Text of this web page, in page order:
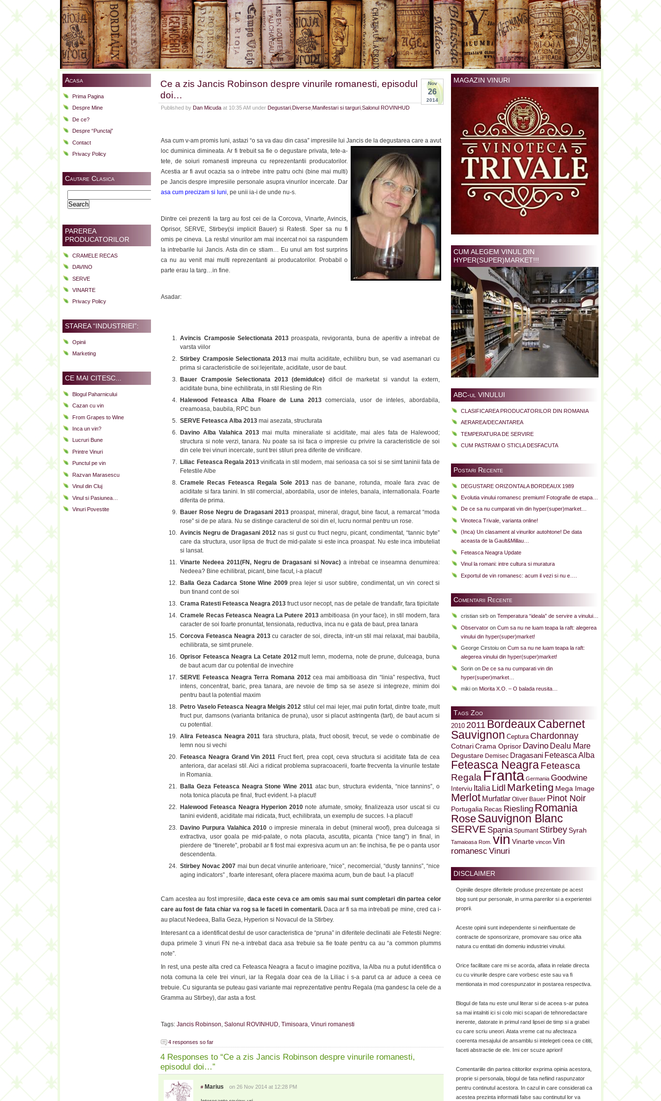
Acasa
Prima Pagina
Despre Mine
De ce?
Despre “Punctaj”
Contact
Privacy Policy
Cautare Clasica
for:
PAREREA
PRODUCATORILOR
CRAMELE RECAS
DAVINO
SERVE
VINARTE
Privacy Policy
STAREA “INDUSTRIEI”:
Opinii
Marketing
CE MAI CITESC...
Blogul Paharnicului
Cazan cu vin
From Grapes to Wine
Inca un vin?
Lucruri Bune
Printre Vinuri
Punctul pe vin
Razvan Marasescu
Vinul din Cluj
Vinul si Pasiunea…
Vinuri Povestite
Nov
26
2014
Ce a zis Jancis Robinson despre vinurile romanesti, episodul
doi…
Published by Dan Micuda at 10:35 AM under Degustari Diverse Manifestari si targuri Salonul ROVINHUD
Asa cum v-am promis luni, astazi “o sa va dau din casa” impresiile lui Jancis de la degustarea care a avut
loc duminica dimineata. Ar fi trebuit sa fie o degustareprivata, tete-a-
tete, de soiuri romanesti impreuna cu reprezentantii producatorilor.
Acestia ar fi avut ocazia sa o intrebe intre patru ochi (bine mai multi)
pe Jancis despre impresiile personale asupra vinurilor incercate. Dar
asa cum precizam si luni, pe unii ia-i de unde nu-s.
Dintre cei prezenti la targ au fost cei de la Corcova, Vinarte, Avincis,
Oprisor, SERVE, Stirbey(si implicit Bauer) si Ratesti. Sper sa nu fi
omis pe cineva. La restul vinurilor am mai incercat noi sa raspundem
la intrebarile lui Jancis. Asta din ce stiam… Eu unul am fost surprins
ca nu au venit mai multi reprezentanti ai producatorilor. Probabil o
parte erau la targ…in fine.
Asadar:
Avincis Cramposie Selectionata 2013 proaspata, revigoranta, buna de aperitiv a intrebat de
varsta viilor
Stirbey Cramposie Selectionata 2013mai multa aciditate, echilibru bun, se vad asemanari cu
prima si caracteristicile de soi:lejeritate, aciditate, usor de baut.
Bauer Cramposie Selectionata 2013 (demidulce) dificil de marketat si vandut la extern,
aciditate buna, bine echilibrata, in stil Riesling de Rin
Halewood Feteasca Alba Floare de Luna 2013comerciala, usor de inteles, abordabila,
creamoasa, baubila, RPC bun
SERVE Feteasca Alba 2013mai asezata, structurata
Davino Alba Valahica 2013mai multa mineraliate si aciditate, mai ales fata de Halewood;
structura si note verzi, tanara. Nu poate sa isi faca o impresie cu privire la caracteristicle de soi
din cele trei vinuri incercate, sunt trei stiluri prea diferite de vinificare.
Liliac Feteasca Regala 2013 vinificata in stil modern, mai serioasa ca soi si se simt taninii fata de
Fetestile Albe
Cramele Recas Feteasca Regala Sole 2013nas de banane, rotunda, moale fara zvac de
aciditate si fara tanini. In stil comercial, abordabila, usor de inteles, banala, internationala. Foarte
diferita de prima.
Bauer Rose Negru de Dragasani 2013 proaspat, mineral, dragut, bine facut, a remarcat “moda
rose” si de pe afara. Nu se distinge caracterul de soi din el, lucru normal pentru un rose.
Avincis Negru de Dragasani 2012nas si gust cu fruct negru, picant, condimentat, “tannic byte”
care da structura, usor lipsa de fruct de mid-palate si este inca proaspat. Nu este inca imbuteliat
si lansat.
Vinarte Nedeea 2011(FN, Negru de Dragasani si Novac)a intrebat ce inseamna denumirea:
Nedeea? Bine echilibrat, picant, bine facut, i-a placut!
Balla Geza Cadarca Stone Wine 2009prea lejer si usor subtire, condimentat, un vin corect si
bun tinand cont de soi
Crama Ratesti Feteasca Neagra 2013fruct usor necopt, nas de petale de trandafir, fara tipicitate
Cramele Recas Feteasca Neagra La Putere 2013ambitioasa (in your face), in stil modern, fara
caracter de soi foarte pronuntat, tensionata, reductiva, inca nu e gata de baut, prea tanara
Corcova Feteasca Neagra 2013cu caracter de soi, directa, intr-un stil mai relaxat, mai baubila,
echilibrata, se simt prunele.
Oprisor Feteasca Neagra La Cetate 2012mult lemn, moderna, note de prune, dulceaga, buna
de baut acum dar cu potential de invechire
SERVE Feteasca Neagra Terra Romana 2012cea mai ambitioasa din “linia” respectiva, fruct
intens, concentrat, baric, prea tanara, are nevoie de timp sa se aseze si integreze, minim doi
pentru baut la potential maxim
Petro Vaselo Feteasca Neagra Melgis 2012 stilul cel mai lejer, mai putin fortat, dintre toate, mult
fruct pur, damsons (varianta britanica de pruna), usor si placut astringenta (tart), de baut acum si
cu potential.
Alira Feteasca Neagra 2011 fara structura, plata, fruct obosit, trecut, se vede o combinatie de
lemn nou si vechi
Feteasca Neagra Grand Vin 2011 Fruct fiert, prea copt, ceva structura si aciditate fata de cea
anteriora, dar acelasi stil. Aici a ridicat problema supracoacerii, foarte frecventa la vinurile testate
in Romania.
Balla Geza Feteasca Neagra Stone Wine 2011 atac bun, structura evidenta, “nice tannins”, o
nota tonica placuta pe final, fruct evident. I-a placut!
Halewood Feteasca Neagra Hyperion 2010note afumate, smoky, finalizeaza usor uscat si cu
tanini evidenti, aciditate mai ridicata, fruct, echilibrata, un exemplu de succes. I-a placut!
Davino Purpura Valahica 2010 o impresie minerala in debut (mineral woof), prea dulceaga si
extractiva, usor goala pe mid-palate, o nota placuta, ascutita, picanta (“nice tang”) in final, in
pierdere de “tinerete”, probabil ar fi fost mai expresiva acum un an: fie inchisa, fie pe o panta usor
descendenta.
Stirbey Novac 2007 mai bun decat vinurile anterioare, “nice”, necomercial, “dusty tannins”, “nice
aging indicators” , foarte interesant, ofera placere maxima acum, bun de baut. I-a placut!
Cam acestea au fost impresiile, daca este ceva ce am omis sau mai sunt completari din partea celor
care au fost de fata chiar va rog sa le faceti in comentarii.Daca ar fi sa ma intrebati pe mine, cred ca i-
au placut Nedeea, Balla Geza, Hyperion si Novacul de la Stirbey.
Interesant ca a identificat destul de usor caracteristica de “pruna” in diferitele declinatii ale Fetestii Negre:
dupa primele 3 vinuri FN ne-a intrebat daca asa trebuie sa fie toate pentru ca au “a common plumms
note”.
In rest, una peste alta cred ca Feteasca Neagra a facut o imagine pozitiva, la Alba nu a putut identifica o
nota comuna la cele trei vinuri, iar la Regala doar cea de la Liliac i s-a parut ca ar aduce a ceea ce
trebuie. Cu siguranta se puteau gasi variante mai reprezentative pentru Regala (ma gandesc la cele de a
Gramma au Stirbey), dar asta a fost.
Tags: Jancis Robinson, Salonul ROVINHUD, Timisoara, Vinuri romanesti
4 responses so far
4 Responses to “Ce a zis Jancis Robinson despre vinurile romanesti,
episodul doi…”
# Marius on 26 Nov 2014 at 12:28 PM
MAGAZIN VINURI
CUM ALEGEM VINUL DIN
HYPER(SUPER)MARKET!!!
ABC-ul VINULUI
CLASIFICAREA PRODUCATORILOR DIN ROMANIA
AERAREA/DECANTAREA
TEMPERATURA DE SERVIRE
CUM PASTRAM O STICLA DESFACUTA
Postari Recente
DEGUSTARE ORIZONTALA BORDEAUX 1989
Evolutia vinului romanesc premium! Fotografie de etapa…
De ce sa nu cumparati vin din hyper(super)market…
Vinoteca Trivale, varianta online!
(Inca) Un clasament al vinurilor autohtone! De data
aceasta de la Gault&Millau…
Feteasca Neagra Update
Vinul la romani: intre cultura si muratura
Exportul de vin romanesc: acum il vezi si nu e….
Comentarii Recente
cristian sirb on Temperatura “ideala” de servire a vinului…
Observator on Cum sa nu ne luam teapa la raft: alegerea
vinului din hyper(super)market!
George Cirstoiu on Cum sa nu ne luam teapa la raft:
alegerea vinului din hyper(super)market!
Sorin on De ce sa nu cumparati vin din
hyper(super)market…
miki on Miorita X.O. – O balada reusita…
Tags Zoo
2010 2011 BordeauxCabernet
Sauvignon Ceptura Chardonnay
Cotnari Crama Oprisor Davino Dealu Mare
Degustare Demisec Dragasani Feteasca Alba
Feteasca NeagraFeteasca
Regala Franta Germania Goodwine
Interviu Italia Lidl Marketing Mega Image
Merlot Murfatlar Oliver Bauer Pinot Noir
Portugalia Recas Riesling Romania
RoseSauvignon Blanc
SERVE Spania Spumant Stirbey Syrah
Tamaioasa Rom. vin Vinarte vincon Vin
romanesc Vinuri
DISCLAIMER
Opiniile despre diferitele produse prezentate pe acest
blog sunt pur personale, in urma parerilor si a experientei
proprii.
Aceste opinii sunt independente si neinfluentate de
contracte de sponsorizare, promovare sau orice alta
natura cu entitati din domeniu industriei vinului.
Orice facilitate care mi se acorda, aflata in relatie directa
cu cu vinurile despre care vorbesc este sau va fi
mentionata in mod corespunzator in postarea respectiva.
Blogul de fata nu este unul literar si de aceea s-ar putea
sa mai intalniti ici si colo mici scapari de tehnoredactare
inerente, datorate in primul rand lipsei de timp si a grabei
cu care scriu uneori. Atata vreme cat nu afecteaza
coerenta mesajului de ansamblu si intelegeti ceea ce cititi,
faceti abstractie de ele. Imi cer scuze apriori!
Comentariile din partea cititorilor exprima opinia acestora,
proprie si personala, blogul de fata nefiind raspunzator
pentru continutul acestora. In cazul in care considerati ca
acestea prezinta informatii false sau continutul lor va